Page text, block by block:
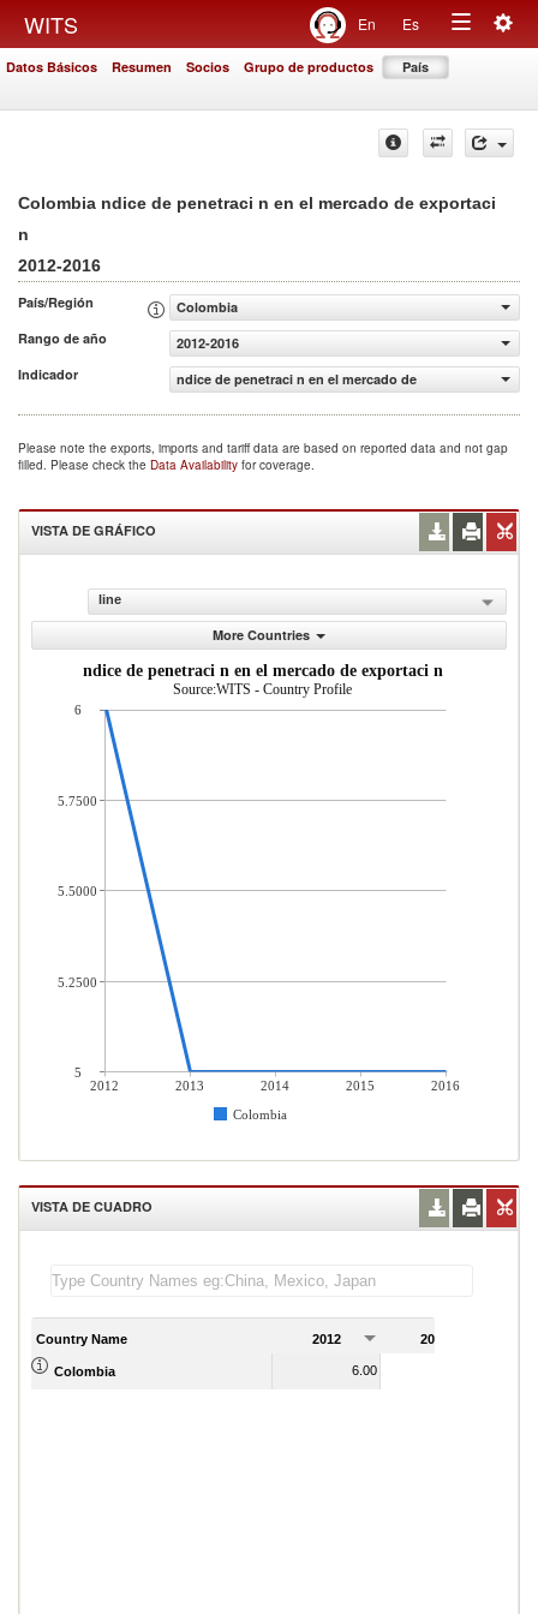
WITS En Es
Toggle
Datos Básicos Resumen Socios Grupo de productos País
Colombia ndice de penetraci n en el mercado de exportaci
n
2012-2016
País/Región
Colombia
Rango de año
2012-2016
Indicador
ndice de penetraci n en el mercado de exportaci n
Please note the exports, imports and tariff data are based on reported data and not gap
filled. Please check the Data Availability for coverage.
VISTA DE GRÁFICO
line
More Countries
ndice de penetraci n en el mercado de exportaci n
Source:WITS - Country Profile
2012 2013 2014 2015
2016
Colombia
6
5.7500
5.5000
5.2500
5
VISTA DE CUADRO
Country Name 2012 2013
Colombia 6.00